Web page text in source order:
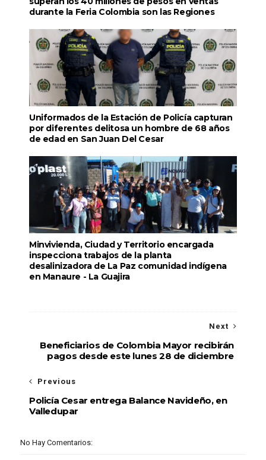
durante la Feria Colombia son las Regiones
Uniformados de la Estación de Policía capturan
por diferentes delitosa un hombre de 68 años
de edad en San Juan Del Cesar
Minvivienda, Ciudad y Territorio encargada
inspecciona trabajos de la planta
desalinizadora de La Paz comunidad indígena
en Manaure - La Guajira
Next
Beneficiarios de Colombia Mayor recibirán
pagos desde este lunes 28 de diciembre
Previous
Policía Cesar entrega Balance Navideño, en
Valledupar
No Hay Comentarios: